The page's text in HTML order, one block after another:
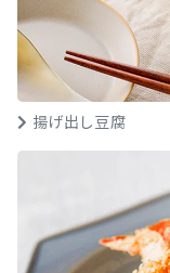
揚げ出し豆腐